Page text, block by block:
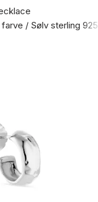
/ Sølv sterling 925